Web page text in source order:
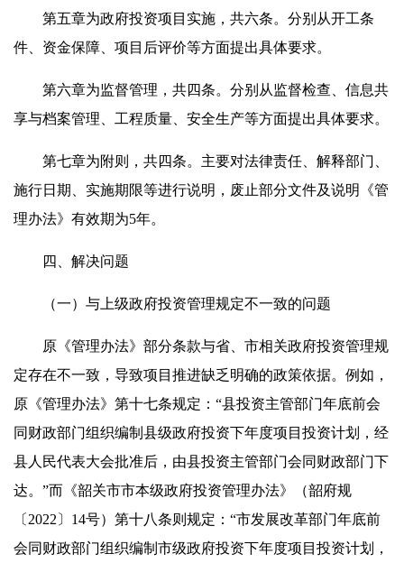
第五章为政府投资项目实施，共六条。分别从开工条
件、资金保障、项目后评价等方面提出具体要求。
第六章为监督管理，共四条。分别从监督检查、信息共
享与档案管理、工程质量、安全生产等方面提出具体要求。
第七章为附则，共四条。主要对法律责任、解释部门、
施行日期、实施期限等进行说明，废止部分文件及说明《管
理办法》有效期为5年。
四、解决问题
（一）与上级政府投资管理规定不一致的问题
原《管理办法》部分条款与省、市相关政府投资管理规
定存在不一致，导致项目推进缺乏明确的政策依据。例如，
原《管理办法》第十七条规定：“县投资主管部门年底前会
同财政部门组织编制县级政府投资下年度项目投资计划，经
县人民代表大会批准后，由县投资主管部门会同财政部门下
达。”而《韶关市市本级政府投资管理办法》（韶府规
〔2022〕14号）第十八条则规定：“市发展改革部门年底前
会同财政部门组织编制市级政府投资下年度项目投资计划，